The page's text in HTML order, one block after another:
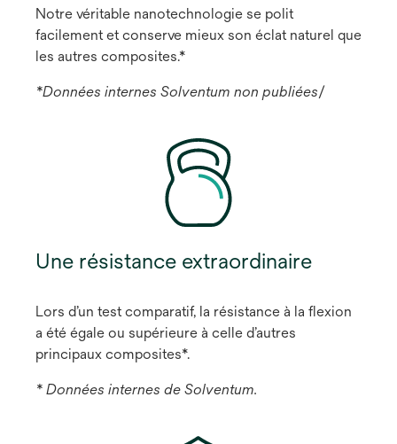
Notre véritable nanotechnologie se polit
facilement et conserve mieux son éclat naturel que
les autres composites.*
*Données internes Solventum non publiées/
Une résistance extraordinaire
Lors d’un test comparatif, la résistance à la flexion
a été égale ou supérieure à celle d’autres
principaux composites*.
* Données internes de Solventum.